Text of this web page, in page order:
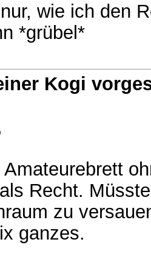
wie ich den
*grübel*
Kogi
Recht.
zu
ganzes.